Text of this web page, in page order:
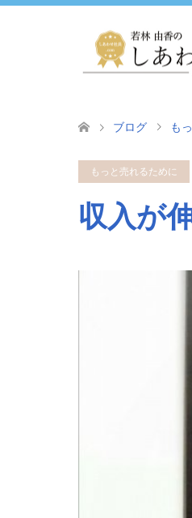
ブログ も
もっと売れるために
収入が